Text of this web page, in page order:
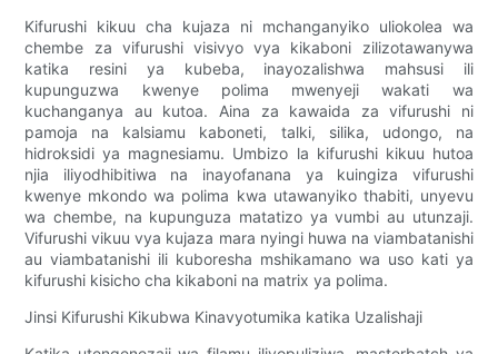
Kifurushi kikuu cha kujaza ni mchanganyiko uliokolea wa
chembe za vifurushi visivyo vya kikaboni zilizotawanywa
katika resini ya kubeba, inayozalishwa mahsusi ili
kupunguzwa kwenye polima mwenyeji wakati wa
kuchanganya au kutoa. Aina za kawaida za vifurushi ni
pamoja na kalsiamu kaboneti, talki, silika, udongo, na
hidroksidi ya magnesiamu. Umbizo la kifurushi kikuu hutoa
njia iliyodhibitiwa na inayofanana ya kuingiza vifurushi
kwenye mkondo wa polima kwa utawanyiko thabiti, unyevu
wa chembe, na kupunguza matatizo ya vumbi au utunzaji.
Vifurushi vikuu vya kujaza mara nyingi huwa na viambatanishi
au viambatanishi ili kuboresha mshikamano wa uso kati ya
kifurushi kisicho cha kikaboni na matrix ya polima.
Jinsi Kifurushi Kikubwa Kinavyotumika katika Uzalishaji